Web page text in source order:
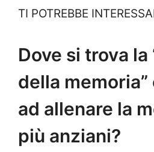
TI POTREBBE
Dove si trova la
della memoria”
ad allenare la
più anziani?